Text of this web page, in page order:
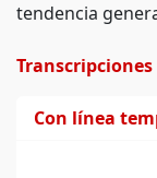
tendencia
Transcripciones
Con línea